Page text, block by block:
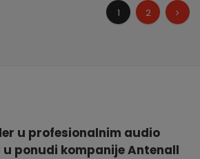
1 2
u profesionalnim audio
ponudi kompanije Antenall